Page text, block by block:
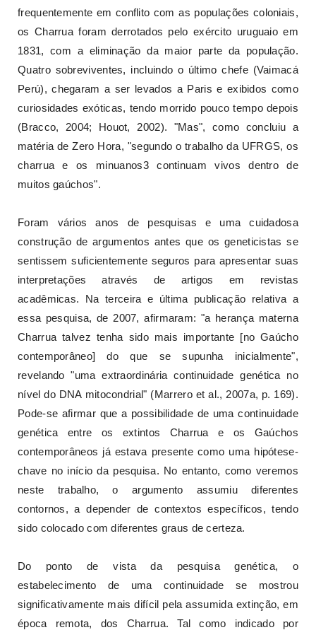
frequentemente em conflito com as populações coloniais,
os Charrua foram derrotados pelo exército uruguaio em
1831, com a eliminação da maior parte da população.
Quatro sobreviventes, incluindo o último chefe (Vaimacá
Perú), chegaram a ser levados a Paris e exibidos como
curiosidades exóticas, tendo morrido pouco tempo depois
(Bracco, 2004; Houot, 2002). "Mas", como concluiu a
matéria de Zero Hora, "segundo o trabalho da UFRGS, os
charrua e os minuanos3 continuam vivos dentro de
muitos gaúchos".
Foram vários anos de pesquisas e uma cuidadosa
construção de argumentos antes que os geneticistas se
sentissem suficientemente seguros para apresentar suas
interpretações através de artigos em revistas
acadêmicas. Na terceira e última publicação relativa a
essa pesquisa, de 2007, afirmaram: "a herança materna
Charrua talvez tenha sido mais importante [no Gaúcho
contemporâneo] do que se supunha inicialmente",
revelando "uma extraordinária continuidade genética no
nível do DNA mitocondrial" (Marrero et al., 2007a, p. 169).
Pode-se afirmar que a possibilidade de uma continuidade
genética entre os extintos Charrua e os Gaúchos
contemporâneos já estava presente como uma hipótese-
chave no início da pesquisa. No entanto, como veremos
neste trabalho, o argumento assumiu diferentes
contornos, a depender de contextos específicos, tendo
sido colocado com diferentes graus de certeza.
Do ponto de vista da pesquisa genética, o
estabelecimento de uma continuidade se mostrou
significativamente mais difícil pela assumida extinção, em
época remota, dos Charrua. Tal como indicado por